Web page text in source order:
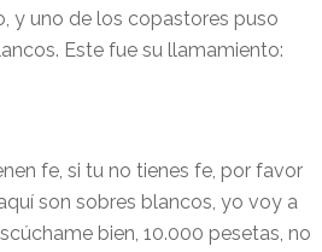
y uno de los copastores puso
Este fue su llamamiento:
fe, si tu no tienes fe, por favor
í son sobres blancos, yo voy a
bien, 10.000 pesetas, no